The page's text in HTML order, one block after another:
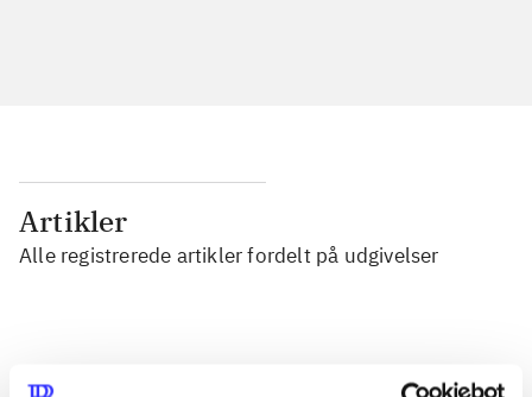
Artikler
Alle registrerede artikler fordelt på udgivelser